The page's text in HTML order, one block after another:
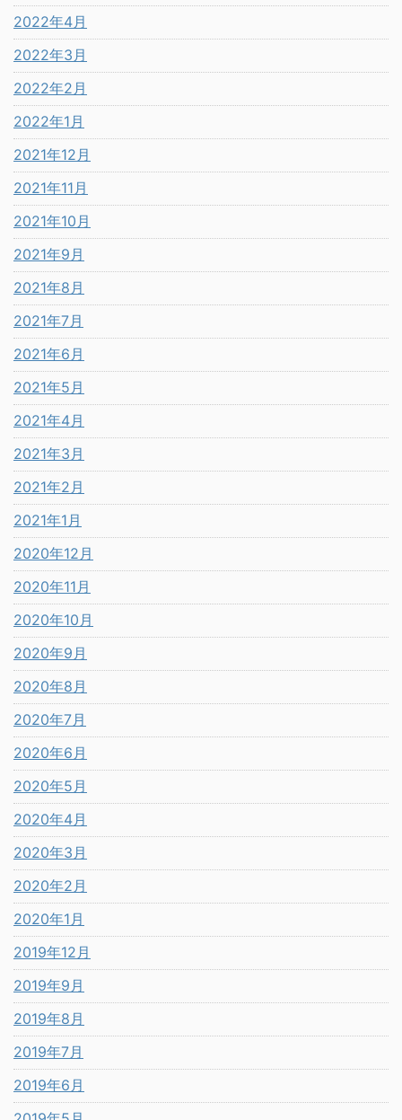
2022年4月
2022年3月
2022年2月
2022年1月
2021年12月
2021年11月
2021年10月
2021年9月
2021年8月
2021年7月
2021年6月
2021年5月
2021年4月
2021年3月
2021年2月
2021年1月
2020年12月
2020年11月
2020年10月
2020年9月
2020年8月
2020年7月
2020年6月
2020年5月
2020年4月
2020年3月
2020年2月
2020年1月
2019年12月
2019年9月
2019年8月
2019年7月
2019年6月